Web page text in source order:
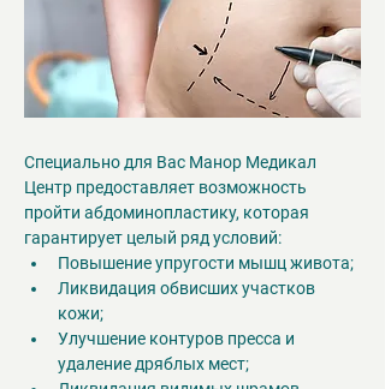
Специально для Вас Манор Медикал
Центр предоставляет возможность
пройти абдоминопластику, которая
гарантирует целый ряд условий:
Повышение упругости мышц живота;
Ликвидация обвисших участков
кожи;
Улучшение контуров пресса и
удаление дряблых мест;